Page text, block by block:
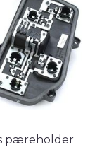
pæreholder